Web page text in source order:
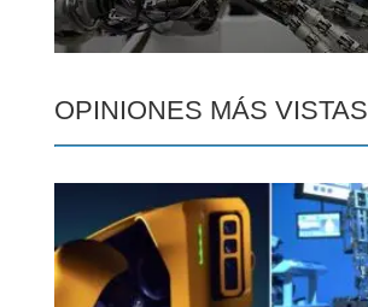
OPINIONES MÁS VISTAS